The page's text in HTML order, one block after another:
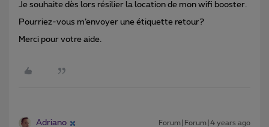
Je souhaite dès lors résilier la location de mon wifi booster.
Pourriez-vous m’envoyer une étiquette retour?
Merci pour votre aide.
Adriano Forum|Forum|4 years ago